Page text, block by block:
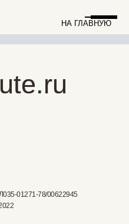
НА ГЛАВНУЮ
01271-78/00622945